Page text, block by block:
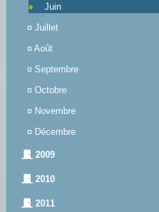
Juin
¤ Juillet
¤ Août
¤ Septembre
¤ Octobre
¤ Novembre
¤ Décembre
2009
2010
2011